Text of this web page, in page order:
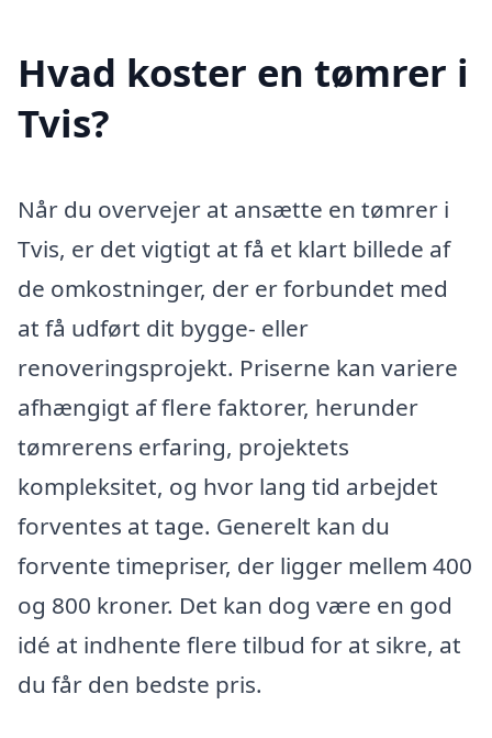
Hvad koster en tømrer i
Tvis?
Når du overvejer at ansætte en tømrer i
Tvis, er det vigtigt at få et klart billede af
de omkostninger, der er forbundet med
at få udført dit bygge- eller
renoveringsprojekt. Priserne kan variere
afhængigt af flere faktorer, herunder
tømrerens erfaring, projektets
kompleksitet, og hvor lang tid arbejdet
forventes at tage. Generelt kan du
forvente timepriser, der ligger mellem 400
og 800 kroner. Det kan dog være en god
idé at indhente flere tilbud for at sikre, at
du får den bedste pris.